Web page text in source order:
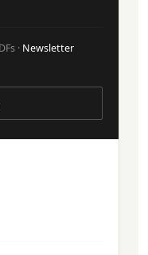
· Newsletter